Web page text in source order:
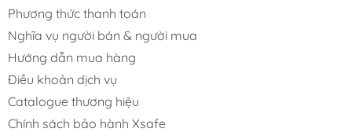
Phương thức thanh toán
Nghĩa vụ người bán & người mua
Hướng dẫn mua hàng
Điều khoản dịch vụ
Catalogue thương hiệu
Chính sách bảo hành Xsafe